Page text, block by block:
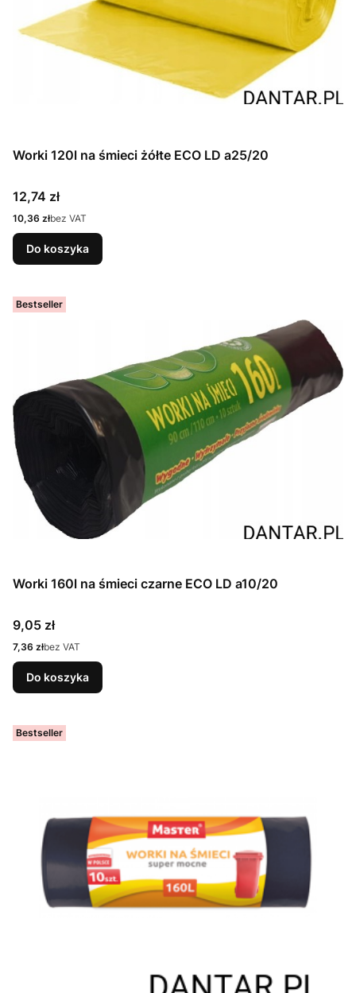
Worki 120l na śmieci żółte ECO LD a25/20
Cena
12,74 zł
Cena
10,36 złbez VAT
Do koszyka
Bestseller
Worki 160l na śmieci czarne ECO LD a10/20
Cena
9,05 zł
Cena
7,36 złbez VAT
Do koszyka
Bestseller